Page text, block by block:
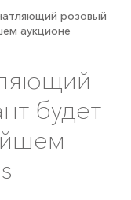
розовый
аукционе
будет